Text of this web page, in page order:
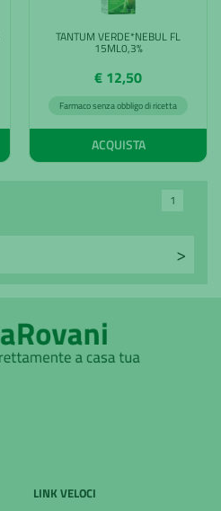
TANTUM VERDE*NEBUL FL
15ML0,3%
€ 12,50
Farmaco senza obbligo di ricetta
ACQUISTA
1
LINK VELOCI